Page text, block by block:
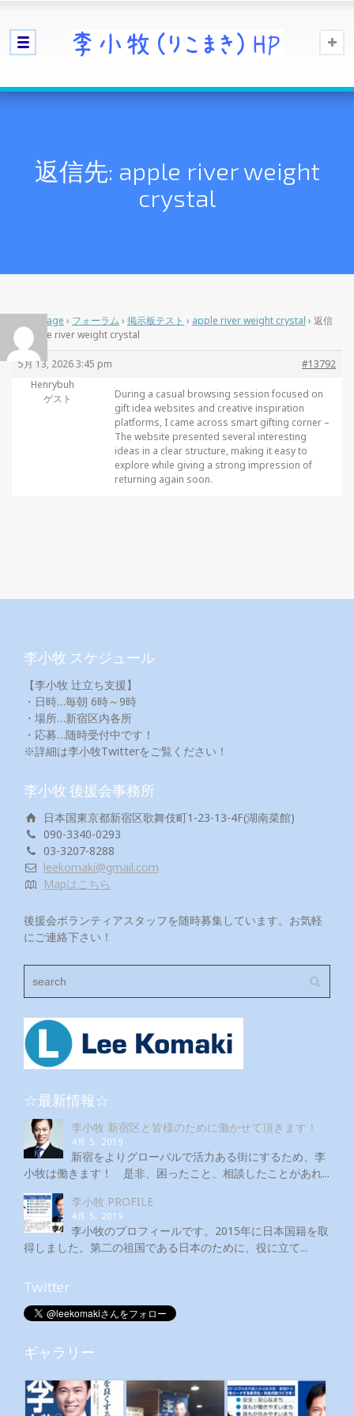
返信先: apple river weight
crystal
Home Page › フォーラム › 掲示板テスト › apple river weight crystal › 返信
先: apple river weight crystal
5月 13, 2026 3:45 pm
#13792
Henrybuh
ゲスト
During a casual browsing session focused on
gift idea websites and creative inspiration
platforms, I came across smart gifting corner –
The website presented several interesting
ideas in a clear structure, making it easy to
explore while giving a strong impression of
returning again soon.
李小牧 スケジュール
【李小牧 辻立ち支援】
・日時…毎朝 6時～9時
・場所…新宿区内各所
・応募…随時受付中です！
※詳細は李小牧Twitterをご覧ください！
李小牧 後援会事務所
日本国東京都新宿区歌舞伎町1-23-13-4F(湖南菜館)
090-3340-0293
03-3207-8288
leekomaki@gmail.com
Mapはこちら
後援会ボランティアスタッフを随時募集しています。お気軽
にご連絡下さい！
☆最新情報☆
李小牧 新宿区と皆様のために働かせて頂きます！
4月 5, 2019
新宿をよりグローバルで活力ある街にするため、李
小牧は働きます！ 是非、困ったこと、相談したことがあれ...
李小牧 PROFILE
4月 5, 2019
李小牧のプロフィールです。2015年に日本国籍を取
得しました。第二の祖国である日本のために、役に立て...
Twitter
ギャラリー